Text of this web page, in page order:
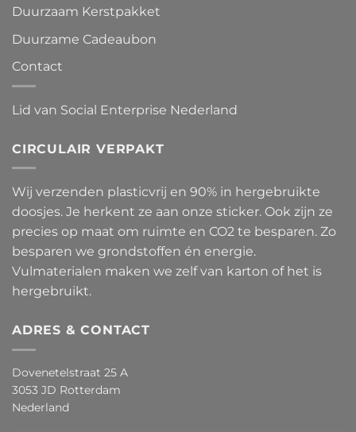
Duurzaam Kerstpakket
Duurzame Cadeaubon
Contact
Lid van Social Enterprise Nederland
CIRCULAIR VERPAKT
Wij verzenden plasticvrij en 90% in hergebruikte
doosjes. Je herkent ze aan onze sticker. Ook zijn ze
precies op maat om ruimte en CO2 te besparen. Zo
besparen we grondstoffen én energie.
Vulmaterialen maken we zelf van karton of het is
hergebruikt.
ADRES & CONTACT
Dovenetelstraat 25 A
3053 JD Rotterdam
Nederland